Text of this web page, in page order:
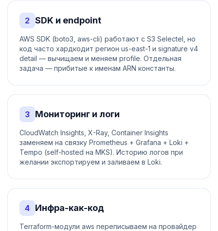
2 SDK и endpoint
AWS SDK (boto3, aws-cli) работают с S3 Selectel, но
код часто хардкодит регион us-east-1 и signature v4
detail — вычищаем и меняем profile. Отдельная
задача — прибитые к именам ARN константы.
3 Мониторинг и логи
CloudWatch Insights, X-Ray, Container Insights
заменяем на связку Prometheus + Grafana + Loki +
Tempo (self-hosted на MKS). Историю логов при
желании экспортируем и заливаем в Loki.
4 Инфра-как-код
Terraform-модули aws переписываем на провайдер